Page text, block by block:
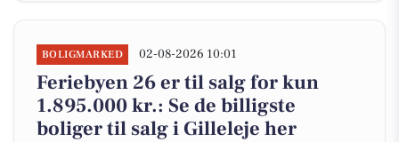
BOLIGMARKED 02-08-2026 10:01
Feriebyen 26 er til salg for kun
1.895.000 kr.: Se de billigste
boliger til salg i Gilleleje her